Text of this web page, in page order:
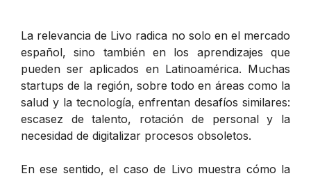
La relevancia de Livo radica no solo en el mercado
español, sino también en los aprendizajes que
pueden ser aplicados en Latinoamérica. Muchas
startups de la región, sobre todo en áreas como la
salud y la tecnología, enfrentan desafíos similares:
escasez de talento, rotación de personal y la
necesidad de digitalizar procesos obsoletos.
En ese sentido, el caso de Livo muestra cómo la